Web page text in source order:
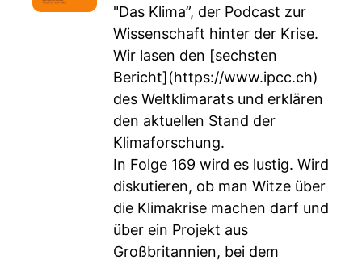
"Das Klima”, der Podcast zur
Wissenschaft hinter der Krise.
Wir lasen den [sechsten
Bericht](https://www.ipcc.ch)
des Weltklimarats und erklären
den aktuellen Stand der
Klimaforschung.
In Folge 169 wird es lustig. Wird
diskutieren, ob man Witze über
die Klimakrise machen darf und
über ein Projekt aus
Großbritannien, bei dem